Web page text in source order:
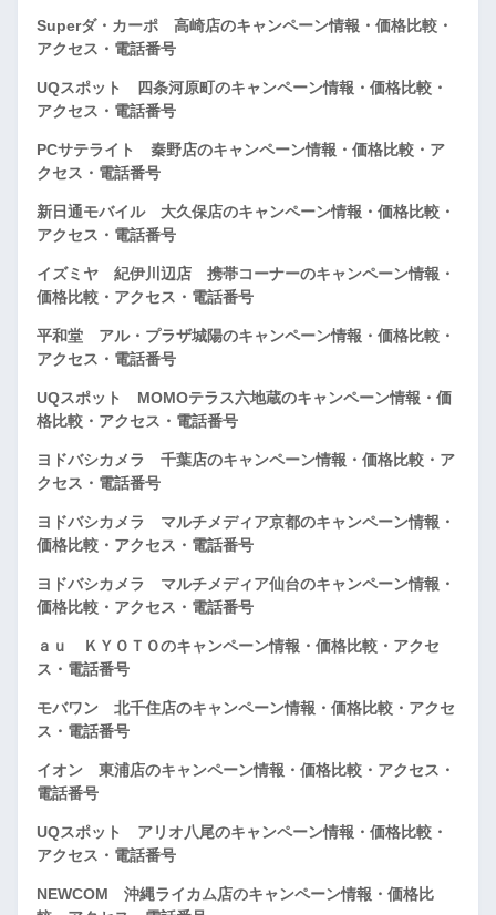
Superダ・カーポ 高崎店のキャンペーン情報・価格比較・
アクセス・電話番号
UQスポット 四条河原町のキャンペーン情報・価格比較・
アクセス・電話番号
PCサテライト 秦野店のキャンペーン情報・価格比較・ア
クセス・電話番号
新日通モバイル 大久保店のキャンペーン情報・価格比較・
アクセス・電話番号
イズミヤ 紀伊川辺店 携帯コーナーのキャンペーン情報・
価格比較・アクセス・電話番号
平和堂 アル・プラザ城陽のキャンペーン情報・価格比較・
アクセス・電話番号
UQスポット MOMOテラス六地蔵のキャンペーン情報・価
格比較・アクセス・電話番号
ヨドバシカメラ 千葉店のキャンペーン情報・価格比較・ア
クセス・電話番号
ヨドバシカメラ マルチメディア京都のキャンペーン情報・
価格比較・アクセス・電話番号
ヨドバシカメラ マルチメディア仙台のキャンペーン情報・
価格比較・アクセス・電話番号
ａｕ ＫＹＯＴＯのキャンペーン情報・価格比較・アクセ
ス・電話番号
モバワン 北千住店のキャンペーン情報・価格比較・アクセ
ス・電話番号
イオン 東浦店のキャンペーン情報・価格比較・アクセス・
電話番号
UQスポット アリオ八尾のキャンペーン情報・価格比較・
アクセス・電話番号
NEWCOM 沖縄ライカム店のキャンペーン情報・価格比